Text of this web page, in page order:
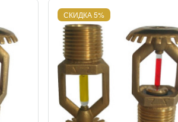
СКИДКА 5%